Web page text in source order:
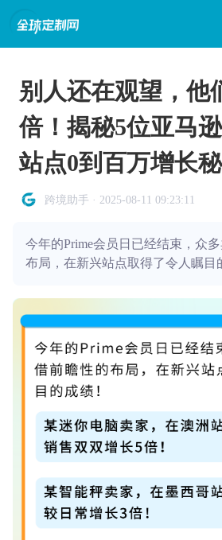
别人还在观望，他
倍！揭秘5位亚马
站点0到百万增长
跨境助手 · 2025-08-11 09:23:11
今年的Prime会员日已经结束，众
布局，在新兴站点取得了令人瞩目